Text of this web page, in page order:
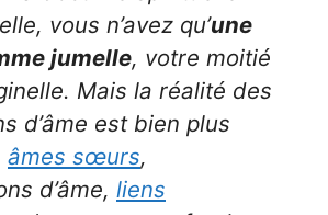
vous n’avez qu’une
jumelle, votre moitié
Mais la réalité des
d’âme est bien plus
âmes sœurs,
d’âme, liens